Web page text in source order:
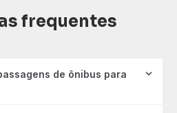
frequentes
de ônibus para